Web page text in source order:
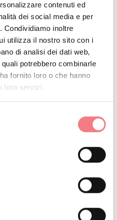
contenuti ed
dei social media e per
Condividiamo inoltre
utilizza il nostro sito con i
di analisi dei dati web,
potrebbero combinarle
fornito loro o che hanno
loro servizi.